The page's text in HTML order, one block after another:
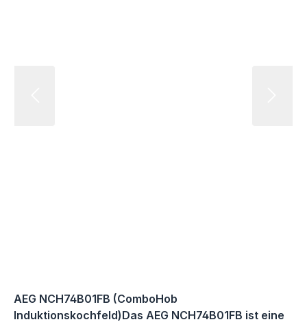
AEG NCH74B01FB (ComboHob
Induktionskochfeld)Das AEG NCH74B01FB ist eine